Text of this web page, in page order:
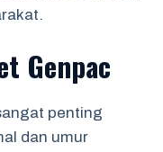
Genpac
penting
dan umur